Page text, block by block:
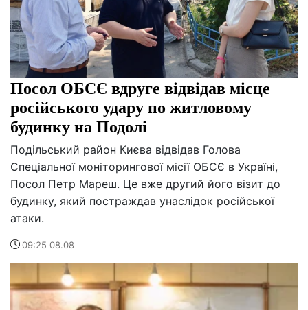
Посол ОБСЄ вдруге відвідав місце
російського удару по житловому
будинку на Подолі
Подільський район Києва відвідав Голова
Спеціальної моніторингової місії ОБСЄ в Україні,
Посол Петр Мареш. Це вже другий його візит до
будинку, який постраждав унаслідок російської
атаки.
09:25 08.08